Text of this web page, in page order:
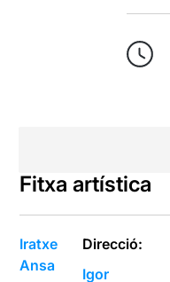
Fitxa artística
Iratxe
Ansa
Direcció:
Igor